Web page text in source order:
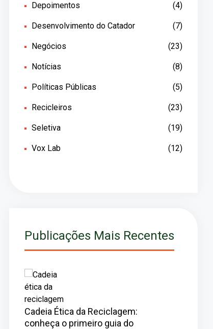
Depoimentos (4)
Desenvolvimento do Catador (7)
Negócios (23)
Notícias (8)
Políticas Públicas (5)
Recicleiros (23)
Seletiva (19)
Vox Lab (12)
Publicações Mais Recentes
Cadeia Ética da Reciclagem:
conheça o primeiro guia do